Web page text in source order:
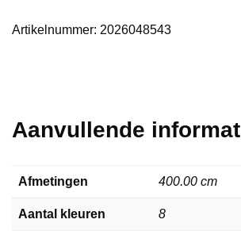
Artikelnummer: 2026048543
Aanvullende
Afmetingen 400.00 cm
Aantal kleuren 8